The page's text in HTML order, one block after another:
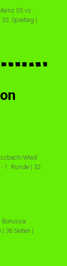
05 vs.
Spieltag |
Wied
1. Runde | 32
Borussia
36 Seiten |